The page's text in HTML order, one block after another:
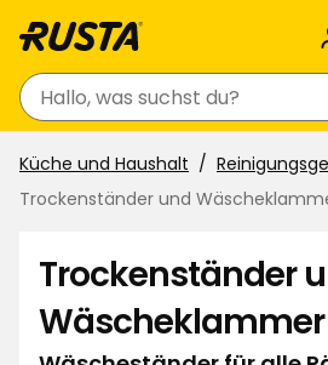
Suchen
Küche und Haushalt
Trockenständer und
Trockenständer
Wäscheklammer